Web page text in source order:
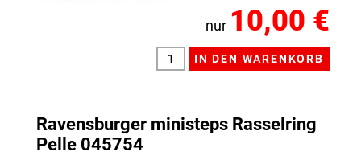
nur 10,00 €
Ravensburger ministeps Rasselring
Pelle 045754